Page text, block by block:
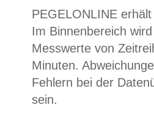
PEGELONLINE
Im Binnenbereich
Messwerte von
Minuten.
Fehlern bei der
sein.